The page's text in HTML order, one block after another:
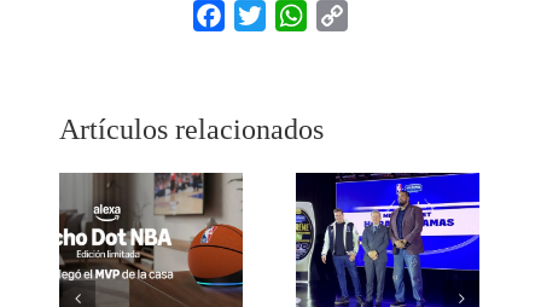
Facebook
Twitter WhatsApp
Artículos relacionados